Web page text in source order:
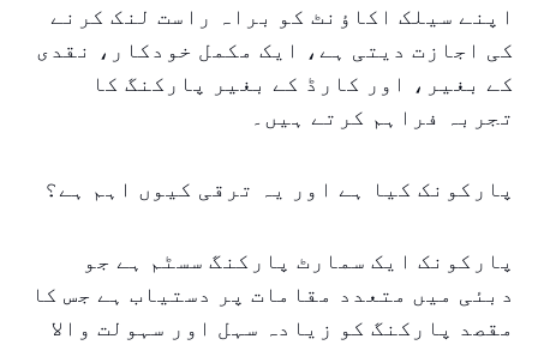
اپنے سیلک اکاؤنٹ کو براہ راست لنک کرنے
کی اجازت دیتی ہے، ایک مکمل خودکار، نقدی
کے بغیر، اور کارڈ کے بغیر پارکنگ کا
تجربہ فراہم کرتے ہیں۔
پارکونک کیا ہے اور یہ ترقی کیوں اہم ہے؟
پارکونک ایک سمارٹ پارکنگ سسٹم ہے جو
دبئی میں متعدد مقامات پر دستیاب ہے جس کا
مقصد پارکنگ کو زیادہ سہل اور سہولت والا